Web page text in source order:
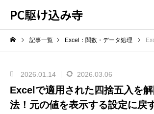
PC駆け込み寺
記事一覧 Excel：関数・データ処理 Excelで適
2026.01.14 2026.03.06
Excelで適用された四捨五入を
法！元の値を表示する設定に戻